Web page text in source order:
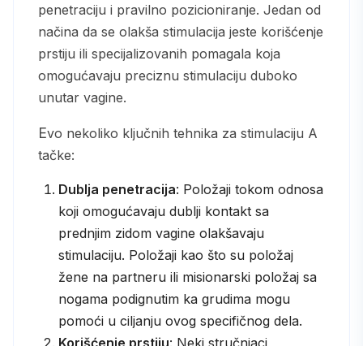
penetraciju i pravilno pozicioniranje. Jedan od
načina da se olakša stimulacija jeste korišćenje
prstiju ili specijalizovanih pomagala koja
omogućavaju preciznu stimulaciju duboko
unutar vagine.
Evo nekoliko ključnih tehnika za stimulaciju A
tačke:
Dublja penetracija: Položaji tokom odnosa
koji omogućavaju dublji kontakt sa
prednjim zidom vagine olakšavaju
stimulaciju. Položaji kao što su položaj
žene na partneru ili misionarski položaj sa
nogama podignutim ka grudima mogu
pomoći u ciljanju ovog specifičnog dela.
Korišćenje prstiju: Neki stručnjaci